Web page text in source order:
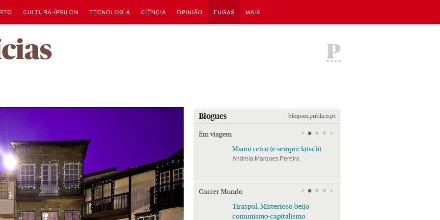
CULTURA-ÍPSILON TECNOLOGIA CIÊNCIA OPINIÃO FUGAS MAIS
P
Blogues blogues.publico.pt
Em viagem
Miami retro (e sempre kitsch)
Andreia Marques Pereira
Correr Mundo
Tiraspol: Misterioso beijo
comunismo-capitalismo